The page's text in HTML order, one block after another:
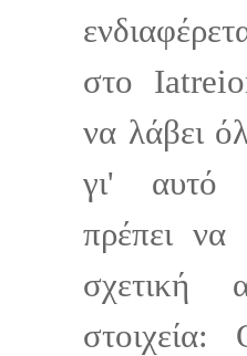
στο
να λάβει
γι' αυτό
πρέπει να
σχετική